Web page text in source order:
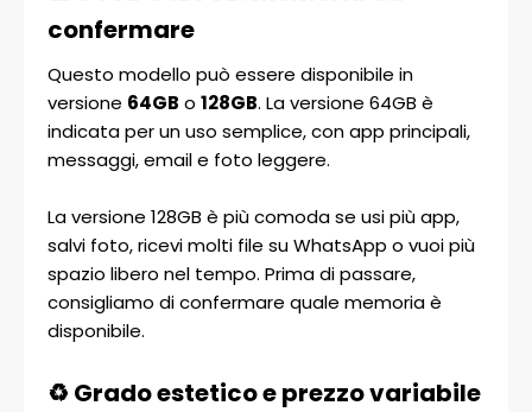
confermare
Questo modello può essere disponibile in
versione 64GB o 128GB. La versione 64GB è
indicata per un uso semplice, con app principali,
messaggi, email e foto leggere.
La versione 128GB è più comoda se usi più app,
salvi foto, ricevi molti file su WhatsApp o vuoi più
spazio libero nel tempo. Prima di passare,
consigliamo di confermare quale memoria è
disponibile.
♻️ Grado estetico e prezzo variabile